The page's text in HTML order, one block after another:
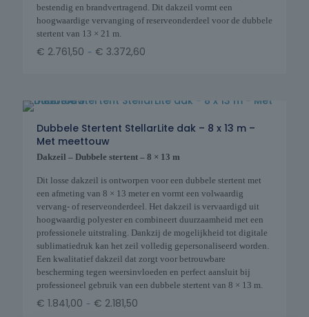
bestendig en brandvertragend. Dit dakzeil vormt een
hoogwaardige vervanging of reserveonderdeel voor de dubbele
stertent van 13 × 21 m.
€ 2.761,50 - € 3.372,60
Dubbele Stertent StellarLite dak – 8 x 13 m –
Met meettouw
Dakzeil – Dubbele stertent – 8 × 13 m
Dit losse dakzeil is ontworpen voor een dubbele stertent met
een afmeting van 8 × 13 meter en vormt een volwaardig
vervang- of reserveonderdeel. Het dakzeil is vervaardigd uit
hoogwaardig polyester en combineert duurzaamheid met een
professionele uitstraling. Dankzij de mogelijkheid tot digitale
sublimatiedruk kan het zeil volledig gepersonaliseerd worden.
Een kwalitatief dakzeil dat zorgt voor betrouwbare
bescherming tegen weersinvloeden en perfect aansluit bij
professioneel gebruik van een dubbele stertent van 8 × 13 m.
€ 1.841,00 - € 2.181,50